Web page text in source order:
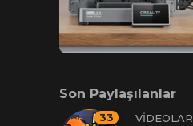
Son Paylaşılanlar
33 VIDEOLAR